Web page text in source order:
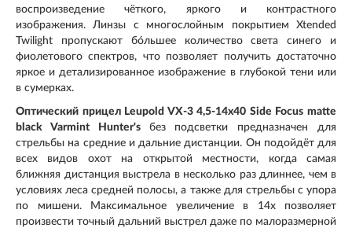
воспроизведение чёткого, яркого и контрастного
изображения. Линзы с многослойным покрытием Xtended
Twilight пропускают бóльшее количество света синего и
фиолетового спектров, что позволяет получить достаточно
яркое и детализированное изображение в глубокой тени или
в сумерках.
Оптический прицел Leupold VX-3 4,5-14x40 Side Focus matte
black Varmint Hunter's без подсветки предназначен для
стрельбы на средние и дальние дистанции. Он подойдёт для
всех видов охот на открытой местности, когда самая
ближняя дистанция выстрела в несколько раз длиннее, чем в
условиях леса средней полосы, а также для стрельбы с упора
по мишени. Максимальное увеличение в 14х позволяет
произвести точный дальний выстрел даже по малоразмерной